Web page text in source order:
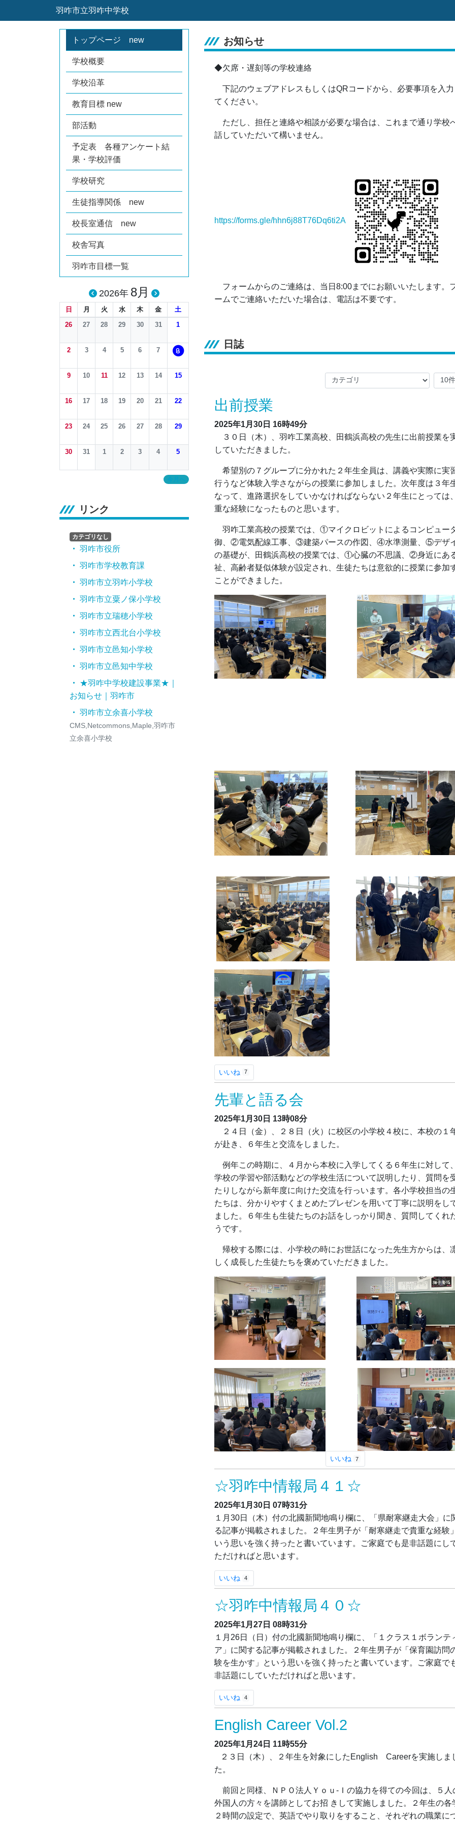
羽咋市立羽咋中学校
トップページ new
学校概要
学校沿革
教育目標 new
部活動
予定表 各種アンケート結
果・学校評価
学校研究
生徒指導関係 new
校長室通信 new
校舎写真
羽咋市目標一覧
2026年 8月
日 月 火 水 木 金
土
26
27 28 29 30 31 1
2 3 4 5 6 7 8
9 10 11 12 13 14 15
16 17 18 19 20 21 22
23 24 25 26 27 28 29
30 31 1 2 3 4 5
リンク
カテゴリなし
羽咋市役所
羽咋市学校教育課
羽咋市立羽咋小学校
羽咋市立粟ノ保小学校
羽咋市立瑞穂小学校
羽咋市立西北台小学校
羽咋市立邑知小学校
羽咋市立邑知中学校
★羽咋中学校建設事業★｜
お知らせ｜羽咋市
羽咋市立余喜小学校
CMS,Netcommons,Maple,羽咋市
立余喜小学校
お知らせ
◆欠席・遅刻等の学校連絡
下記のウェブアドレスもしくはQRコードから、必要事項を入
てください。
ただし、担任と連絡や相談が必要な場合は、これまで通り学校
話していただいて構いません。
https://forms.gle/hhn6j88T76Dq6ti2A
フォームからのご連絡は、当日8:00までにお願いいたします。
ームでご連絡いただいた場合は、電話は不要です。
日誌
出前授業
2025年1月30日 16時49分
３０日（木）、羽咋工業高校、田鶴浜高校の先生に出前授業を
していただきました。
希望別の７グループに分かれた２年生全員は、講義や実際に実
行うなど体験入学さながらの授業に参加しました。次年度は３年
なって、進路選択をしていかなければならない２年生にとっては
重な経験になったものと思います。
羽咋工業高校の授業では、①マイクロビットによるコンピュー
御、②電気配線工事、③建築パースの作図、④水準測量、⑤デザ
の基礎が、田鶴浜高校の授業では、①心臓の不思議、②身近にあ
祉、高齢者疑似体験が設定され、生徒たちは意欲的に授業に参加
ことができました。
いいね 7
先輩と語る会
2025年1月30日 13時08分
２４日（金）、２８日（火）に校区の小学校４校に、本校の１
が赴き、６年生と交流をしました。
例年この時期に、４月から本校に入学してくる６年生に対して
学校の学習や部活動などの学校生活について説明したり、質問を
たりしながら新年度に向けた交流を行っいます。各小学校担当の
たちは、分かりやすくまとめたプレゼンを用いて丁寧に説明をし
ました。６年生も生徒たちのお話をしっかり聞き、質問してくれ
うです。
帰校する際には、小学校の時にお世話になった先生方からは、
しく成長した生徒たちを褒めていただきました。
いいね 7
☆羽咋中情報局４１☆
2025年1月30日 07時31分
１月30日（木）付の北國新聞地鳴り欄に、「県耐寒継走大会」に
る記事が掲載されました。２年生男子が「耐寒継走で貴重な経験
いう思いを強く持ったと書いています。ご家庭でも是非話題にし
ただければと思います。
いいね 4
☆羽咋中情報局４０☆
2025年1月27日 08時31分
１月26日（日）付の北國新聞地鳴り欄に、「１クラス１ボランテ
ア」に関する記事が掲載されました。２年生男子が「保育園訪問
験を生かす」という思いを強く持ったと書いています。ご家庭で
非話題にしていただければと思います。
いいね 4
English Career Vol.2
2025年1月24日 11時55分
２３日（木）、２年生を対象にしたEnglish Careerを実施しま
た。
前回と同様、ＮＰＯ法人Ｙｏｕ-Ｉの協力を得ての今回は、５人
外国人の方々を講師としてお招 きして実施しました。２年生の各
２時間の設定で、英語でやり取りをすること、それぞれの職業に